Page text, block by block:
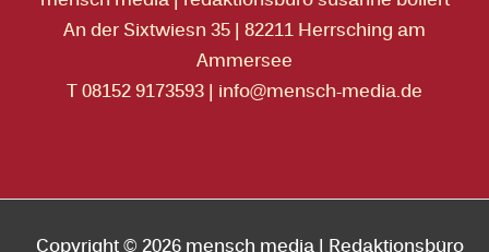
An der Sixtwiesn 35 | 82211 Herrsching am
Ammersee
T 08152 9173593 | info@mensch-media.de